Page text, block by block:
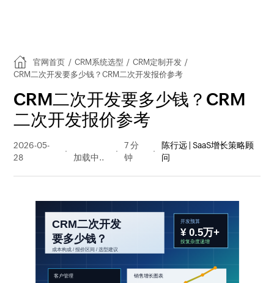
官网首页 / CRM系统选型 / CRM定制开发 /
CRM二次开发要多少钱？CRM二次开发报价参考
CRM二次开发要多少钱？CRM
二次开发报价参考
2026-05-
28
量
7 分
钟
陈行远 | SaaS增长策略顾
问